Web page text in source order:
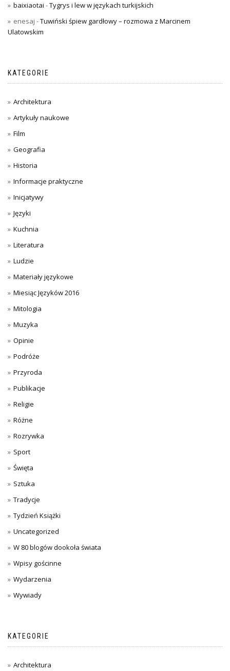
baixiaotai -Tygrys i lew w językach turkijskich
enesaj -Tuwiński śpiew gardłowy – rozmowa z Marcinem
Ulatowskim
KATEGORIE
Architektura
Artykuły naukowe
Film
Geografia
Historia
Informacje praktyczne
Inicjatywy
Języki
Kuchnia
Literatura
Ludzie
Materiały językowe
Miesiąc Języków 2016
Mitologia
Muzyka
Opinie
Podróże
Przyroda
Publikacje
Religie
Różne
Rozrywka
Sport
Święta
Sztuka
Tradycje
Tydzień Książki
Uncategorized
W 80 blogów dookoła świata
Wpisy gościnne
Wydarzenia
Wywiady
KATEGORIE
Architektura